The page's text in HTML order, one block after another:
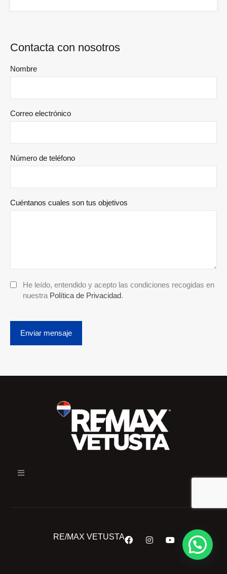
Contacta con nosotros
Nombre
Correo electrónico
Número de teléfono
Cuéntanos cuales son tus objetivos
He leído, entendido y acepto las condiciones recogidas en
nuestra Política de Privacidad.
RE/MAX VETUSTA